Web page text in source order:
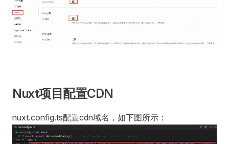
Nuxt项目配置CDN
nuxt.config.ts配置cdn域名，如下图所示：